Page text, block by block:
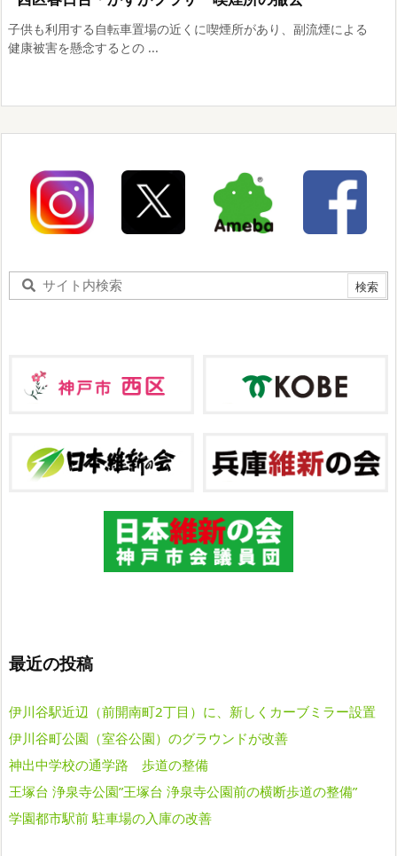
子供も利用する自転車置場の近くに喫煙所があり、副流煙による
健康被害を懸念するとの ...
最近の投稿
伊川谷駅近辺（前開南町2丁目）に、新しくカーブミラー設置
伊川谷町公園（室谷公園）のグラウンドが改善
神出中学校の通学路 歩道の整備
王塚台 浄泉寺公園”王塚台 浄泉寺公園前の横断歩道の整備”
学園都市駅前 駐車場の入庫の改善